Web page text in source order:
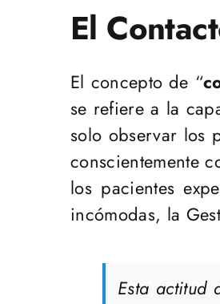
El
El concepto de “
se refiere a la
solo observar los
conscientemente
los pacientes
incómodas, la
Esta actitud